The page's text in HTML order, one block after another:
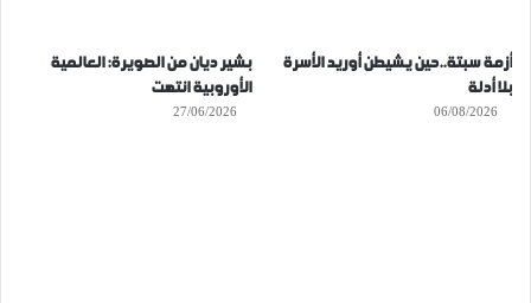
أزمة سبتة..حين يشيطن أوريد الأسرة
بلا أدلة
06/08/2026
بشير ديان من الصويرة: العالمية
الأوروبية انتهت
27/06/2026